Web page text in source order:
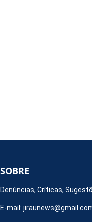
SOBRE
Denúncias, Críticas,
E-mail: